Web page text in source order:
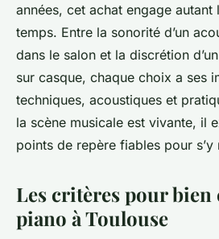
années, cet achat engage autant
temps. Entre la sonorité d’un
dans le salon et la discrétion
sur casque, chaque choix a ses
techniques, acoustiques et
la scène musicale est vivante, il
points de repère fiables pour s’y
Les critères pour
piano à Toulouse